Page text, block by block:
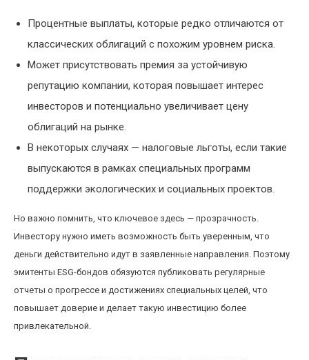
Процентные выплаты, которые редко отличаются от
классических облигаций с похожим уровнем риска.
Может присутствовать премия за устойчивую
репутацию компании, которая повышает интерес
инвесторов и потенциально увеличивает цену
облигаций на рынке.
В некоторых случаях — налоговые льготы, если такие
выпускаются в рамках специальных программ
поддержки экологических и социальных проектов.
Но важно помнить, что ключевое здесь — прозрачность.
Инвестору нужно иметь возможность быть уверенным, что
деньги действительно идут в заявленные направления. Поэтому
эмитенты ESG-бондов обязуются публиковать регулярные
отчеты о прогрессе и достижениях специальных целей, что
повышает доверие и делает такую инвестицию более
привлекательной.